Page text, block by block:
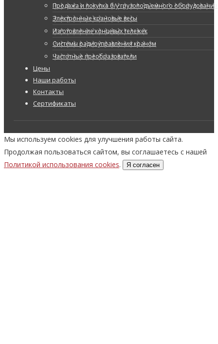
Продажа и покупка б/у грузоподъемного оборудования
Электронные крановые весы
Изготовление концевых тележек
Системы радиоуправления краном
Частотные преобразователи
Цены
Наши работы
Контакты
Сертификаты
Мы используем cookies для улучшения работы сайта.
Продолжая пользоваться сайтом, вы соглашаетесь с нашей
Политикой использования cookies. Я согласен